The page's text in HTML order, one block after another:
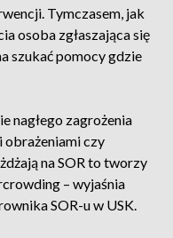
Tymczasem, jak
osoba zgłaszająca się
szukać pomocy gdzie
nagłego zagrożenia
obrażeniami czy
na SOR to tworzy
– wyjaśnia
SOR-u w USK.